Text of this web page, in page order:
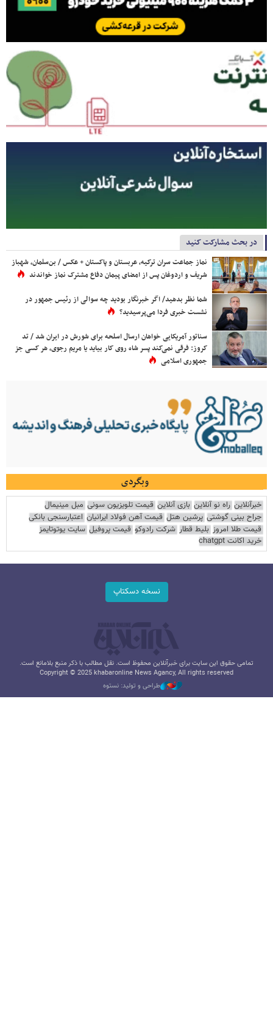
در بحث مشارکت کنید
نماز جماعت سران ترکیه، عربستان و پاکستان + عکس / بن‌سلمان، شهباز
شریف و اردوغان پس از امضای پیمان دفاع مشترک نماز خواندند
شما نظر بدهید/ اگر خبرنگار بودید چه سوالی از رئیس جمهور در
نشست خبری فردا می‌پرسیدید؟
سناتور آمریکایی خواهان ارسال اسلحه برای شورش در ایران شد / تد
کروز: فرقی نمی‌کند پسر شاه روی کار بیاید یا مریم رجوی، هر کسی جز
جمهوری اسلامی
وبگردی
خبرآنلاین راه نو آنلاین بازی آنلاین قیمت تلویزیون سونی مبل مینیمال
جراح بینی گوشتی پرشین هتل قیمت آهن فولاد ایرانیان اعتبارسنجی بانکی
قیمت طلا امروز بلیط قطار شرکت رادوکو قیمت پروفیل سایت یوتوتایمز
خرید اکانت chatgpt
نسخه دسکتاپ
تمامی حقوق این سایت برای خبرآنلاین محفوظ است. نقل مطالب با ذکر منبع بلامانع است.
Copyright © 2025 khabaronline News Agancy, All rights reserved
طراحی و تولید: نستوه